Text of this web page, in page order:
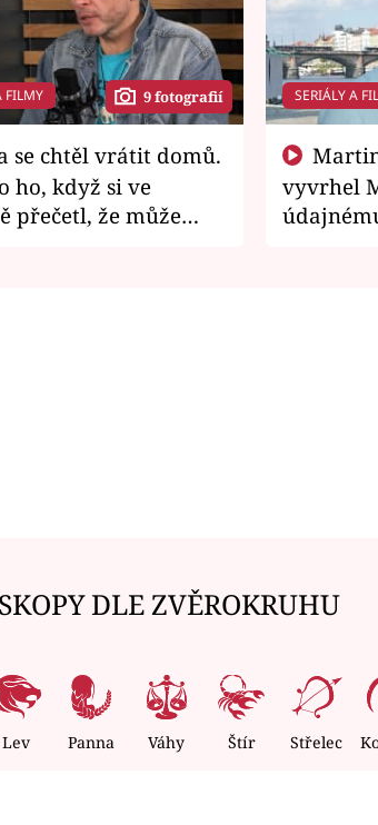
FILMY 9 fotografií
ho, když si ve
přečetl, že může
SERIÁLY A
vyvrhel
DLE ZVĚROKRUHU
Lev Panna Váhy Štír Střelec